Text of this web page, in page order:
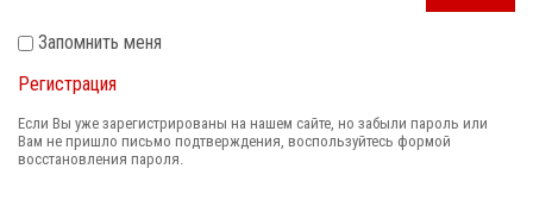
Запомнить меня
Регистрация
Если Вы уже зарегистрированы на нашем сайте, но забыли пароль или
Вам не пришло письмо подтверждения, воспользуйтесь формой
восстановления пароля.